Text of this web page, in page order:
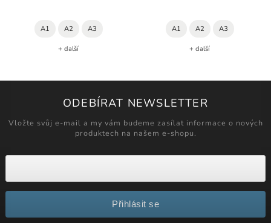
A1 A2 A3
+ další
A1 A2 A3
+ další
ODEBÍRAT NEWSLETTER
Vložte svůj e-mail a my vám budeme zasílat informace o nových
produktech na našem e-shopu.
Přihlásit se